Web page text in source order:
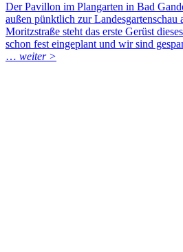
Der Pavillon im Plangarten in Bad
außen pünktlich zur Landesgartenschau
Moritzstraße steht das erste Gerüst
schon fest eingeplant und wir sind
… weiter >